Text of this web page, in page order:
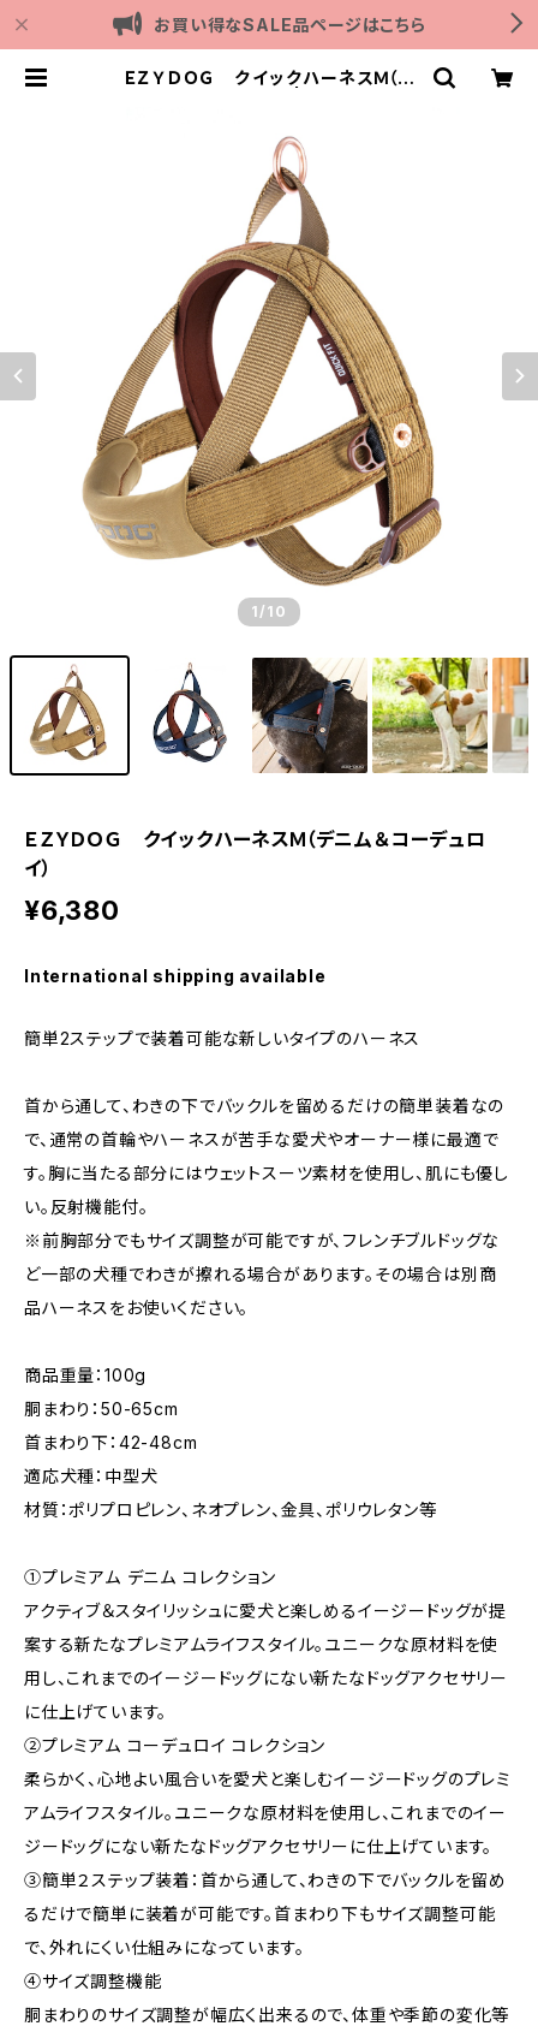
お買い得なSALE品ページはこちら
ＥＺＹＤＯＧ クイックハーネスＭ（デ
1 /10
ＥＺＹＤＯＧ クイックハーネスＭ（デニム＆コーデュロ
イ）
¥6,380
International shipping available
簡単2ステップで装着可能な新しいタイプのハーネス
首から通して、わきの下でバックルを留めるだけの簡単装着なの
で、通常の首輪やハーネスが苦手な愛犬やオーナー様に最適で
す。胸に当たる部分にはウェットスーツ素材を使用し、肌にも優し
い。反射機能付。
※前胸部分でもサイズ調整が可能ですが、フレンチブルドッグな
ど一部の犬種でわきが擦れる場合があります。その場合は別商
品ハーネスをお使いください。
商品重量：100g
胴まわり：50-65cm
首まわり下：42-48cm
適応犬種：中型犬
材質：ポリプロピレン、ネオプレン、金具、ポリウレタン等
①プレミアム デニム コレクション
アクティブ＆スタイリッシュに愛犬と楽しめるイージードッグが提
案する新たなプレミアムライフスタイル。ユニークな原材料を使
用し、これまでのイージードッグにない新たなドッグアクセサリー
に仕上げています。
②プレミアム コーデュロイ コレクション
柔らかく、心地よい風合いを愛犬と楽しむイージードッグのプレミ
アムライフスタイル。ユニークな原材料を使用し、これまでのイー
ジードッグにない新たなドッグアクセサリーに仕上げています。
③簡単２ステップ装着：首から通して、わきの下でバックルを留め
るだけで簡単に装着が可能です。首まわり下もサイズ調整可能
で、外れにくい仕組みになっています。
④サイズ調整機能
胴まわりのサイズ調整が幅広く出来るので、体重や季節の変化等